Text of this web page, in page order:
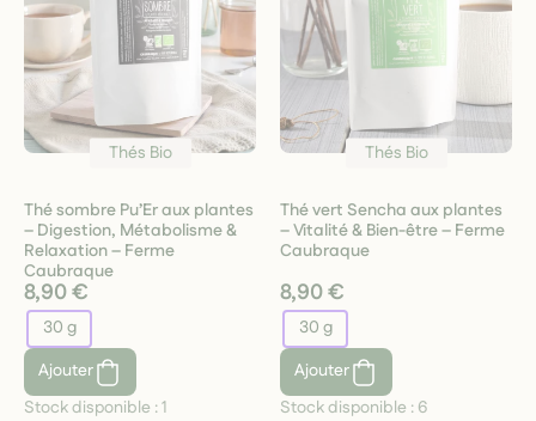
Thés Bio
Thé sombre Pu’Er aux plantes
– Digestion, Métabolisme &
Relaxation – Ferme
Caubraque
8,90 €
30 g
Ajouter
Stock disponible :1
Thés Bio
Thé vert Sencha aux plantes
– Vitalité & Bien-être – Ferme
Caubraque
8,90 €
30 g
Ajouter
Stock disponible : 6